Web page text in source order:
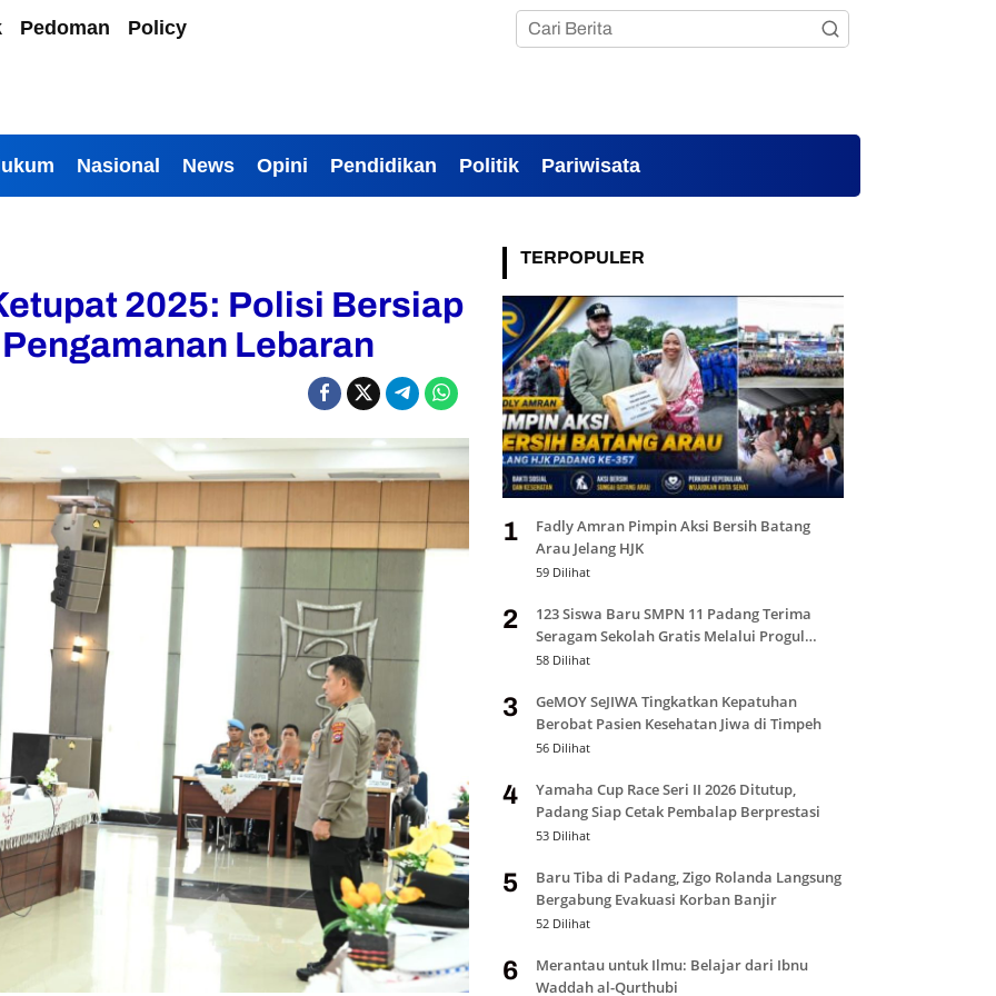
Pedoman Policy
Nasional News Opini Pendidikan Politik Pariwisata
2025: Polisi Bersiap
Lebaran
TERPOPULER
1
Fadly Amran Pimpin Aksi Bersih Batang
Arau Jelang HJK
59 Dilihat
2
123 Siswa Baru SMPN 11 Padang Terima
Seragam Sekolah Gratis Melalui Progul
Padang Juara
58 Dilihat
3
GeMOY SeJIWA Tingkatkan Kepatuhan
Berobat Pasien Kesehatan Jiwa di Timpeh
56 Dilihat
4
Yamaha Cup Race Seri II 2026 Ditutup,
Padang Siap Cetak Pembalap Berprestasi
53 Dilihat
5
Baru Tiba di Padang, Zigo Rolanda Langsung
Bergabung Evakuasi Korban Banjir
52 Dilihat
6
Merantau untuk Ilmu: Belajar dari Ibnu
Waddah al-Qurthubi